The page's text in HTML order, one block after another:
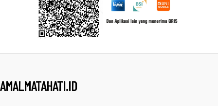
AMALMATAHATI.ID